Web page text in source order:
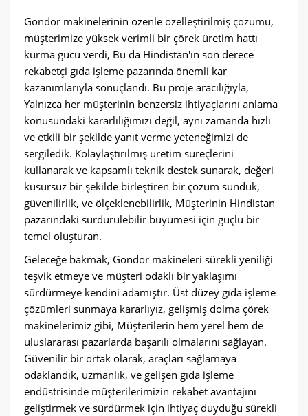
Gondor makinelerinin özenle özelleştirilmiş çözümü,
müşterimize yüksek verimli bir çörek üretim hattı
kurma gücü verdi, Bu da Hindistan'ın son derece
rekabetçi gıda işleme pazarında önemli kar
kazanımlarıyla sonuçlandı. Bu proje aracılığıyla,
Yalnızca her müşterinin benzersiz ihtiyaçlarını anlama
konusundaki kararlılığımızı değil, aynı zamanda hızlı
ve etkili bir şekilde yanıt verme yeteneğimizi de
sergiledik. Kolaylaştırılmış üretim süreçlerini
kullanarak ve kapsamlı teknik destek sunarak, değeri
kusursuz bir şekilde birleştiren bir çözüm sunduk,
güvenilirlik, ve ölçeklenebilirlik, Müşterinin Hindistan
pazarındaki sürdürülebilir büyümesi için güçlü bir
temel oluşturan.
Geleceğe bakmak, Gondor makineleri sürekli yeniliği
teşvik etmeye ve müşteri odaklı bir yaklaşımı
sürdürmeye kendini adamıştır. Üst düzey gıda işleme
çözümleri sunmaya kararlıyız, gelişmiş dolma çörek
makinelerimiz gibi, Müşterilerin hem yerel hem de
uluslararası pazarlarda başarılı olmalarını sağlayan.
Güvenilir bir ortak olarak, araçları sağlamaya
odaklandık, uzmanlık, ve gelişen gıda işleme
endüstrisinde müşterilerimizin rekabet avantajını
geliştirmek ve sürdürmek için ihtiyaç duyduğu sürekli